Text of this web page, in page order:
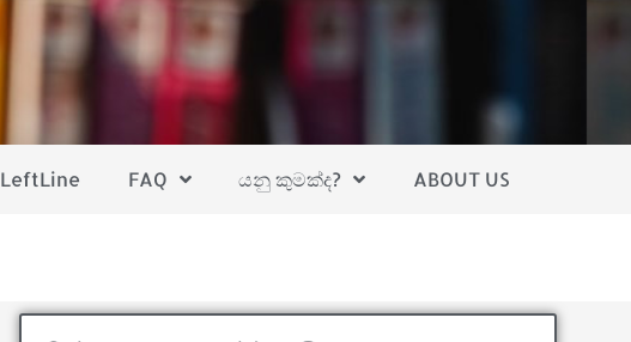
LeftLine FAQ යනු කුමක්ද? ABOUT US